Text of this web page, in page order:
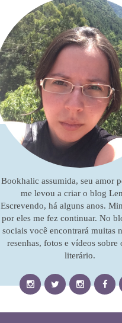
Bookhalic assumida, seu amor
me levou a criar o blog
Escrevendo, há alguns anos.
por eles me fez continuar. No
sociais você encontrará muitas
resenhas, fotos e vídeos sobre
literário.